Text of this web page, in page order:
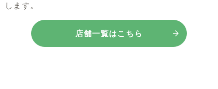
します。
店舗一覧はこちら